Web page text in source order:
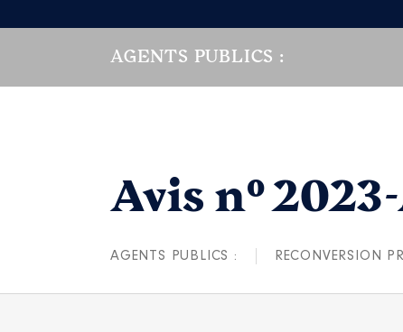
AGENTS PUBLICS :
Avis n°
AGENTS PUBLICS : RECONVERSION